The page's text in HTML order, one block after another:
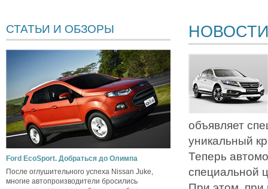
СТАТЬИ И ОБЗОРЫ
Ford EcoSport. Добраться до Олимпа
После оглушительного успеха Nissan Juke,
многие автопроизводители бросились
НОВОСТИ
объявляет
уникальный
Теперь
специальной